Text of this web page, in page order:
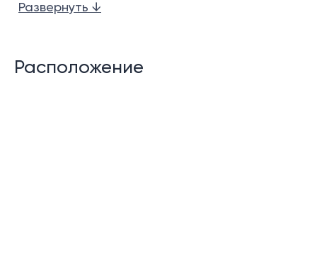
Крытая терраса
Сад
Развернуть ↓
Расположение